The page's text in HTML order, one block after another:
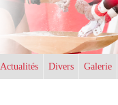
Actualités Divers Galerie